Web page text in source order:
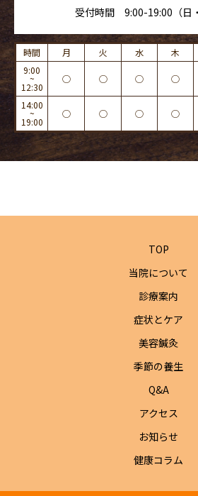
受付時間 9:00-19:00（日
時間 月 火 水 木
9:00
~
12:30
◯ ◯ ◯ ◯
14:00
~
19:00
◯ ◯ ◯ ◯
TOP
当院について
診療案内
症状とケア
美容鍼灸
季節の養生
Q&A
アクセス
お知らせ
健康コラム